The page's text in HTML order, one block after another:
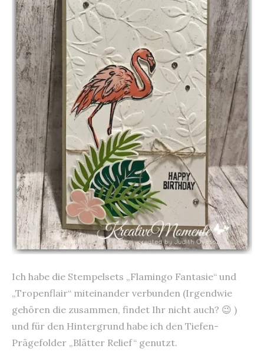
Ich habe die Stempelsets „Flamingo Fantasie“ und
„Tropenflair“ miteinander verbunden (Irgendwie
gehören die zusammen, findet Ihr nicht auch? 😉 )
und für den Hintergrund habe ich den Tiefen-
Prägefolder „Blätter Relief“ genutzt.